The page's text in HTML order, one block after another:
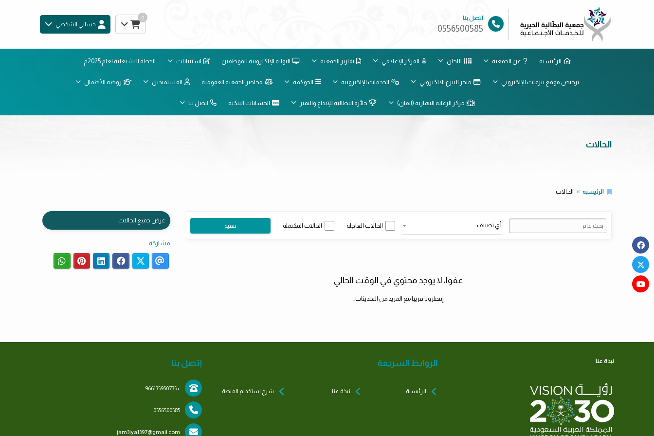
اتصل بنا
0556500585
0
حسابي الشخصي
الرئيسية عن الجمعية اللجان المركز الإعلامي تقارير الجمعية البوابة الإلكترونية للموظفين استبيانات الخطه التشيغلية لعام 2025م
ترخيص موقع تبرعات الإلكتروني متجر التبرع الالكتروني الخدمات الإلكترونية الحوكمة محاضر الجمعيه العموميه المستفيدين روضة الأطفال
مركز الرعاية النهارية (اتقان) جائزة البطالية للإبداع والتميز الحسابات البنكيه اتصل بنا
الحالات
الرئيسية الحالات
أي تصنيف الحالات العاجلة الحالات المكتملة تنقية
عفوا، لا يوجد محتوي في الوقت الحالي
إنتظرونا قريبا مع المزيد من التحديثات..
عرض جميع الحالات
مشاركة
نبذة عنا الروابط السريعة
الرئيسية نبذة عنا شرح استخدام المنصة
إتصل بنا
+966135950735
0556500585
jam3iya1397@gmail.com